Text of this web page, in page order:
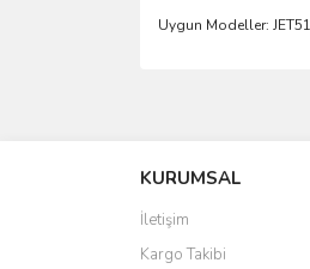
Uygun Modeller:
Ürün resmi
Ürün
Ürün
KURUMSAL
İletişim
Kargo Takibi